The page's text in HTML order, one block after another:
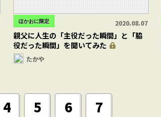
ほかおに限定 2020.08.07
親父に人生の「主役だった瞬間」と「脇
役だった瞬間」を聞いてみた
たかや
4 5 6 7